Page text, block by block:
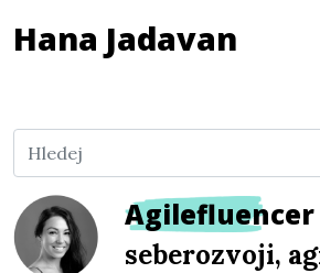
Hana Jadavan
Agilefluencer
seberozvoji,